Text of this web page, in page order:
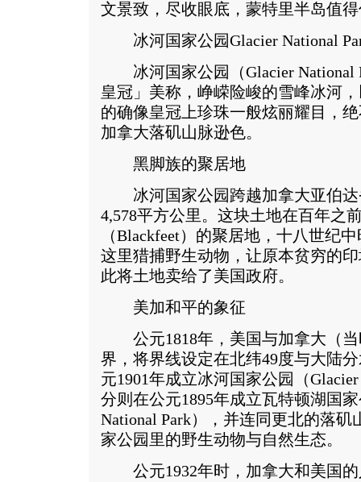
文景致，尽收眼底，蒙特里半岛值
冰河国家公园Glacier National
冰河国家公园（Glacier National
皇冠」美称，峥嵘险峻的雪峰冰河
的确像皇冠上珍珠一般炫丽耀目，
加拿大落矶山脉逊色。
黑脚族的聚居地
冰河国家公园跨越加拿大亚伯达
4,578平方公里。这块土地在百年之
（Blackfeet）的聚居地，十八世纪
这里猎捕野生动物，让原本贫穷的
此将土地卖给了美国政府。
美加和平的象征
公元1818年，美国与加拿大（当
界，将界线设定在北纬49度与大陆
元1901年成立冰河国家公园（
分则在公元1895年成立瓦特顿湖国家
National Park），并连同更北的落
家公园里的野生动物与自然生态。
公元1932年时，加拿大和美国的